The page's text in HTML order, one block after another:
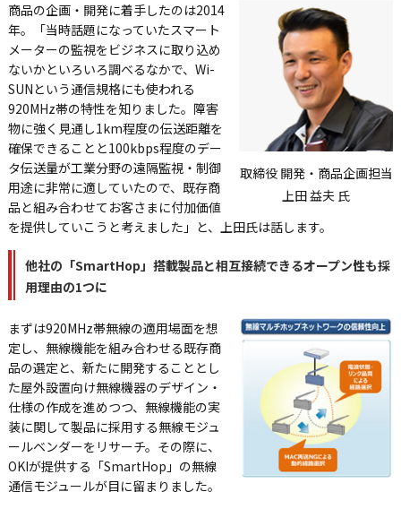
取締役 開発・商品企画担当
上田 益夫 氏
商品の企画・開発に着手したのは2014
年。「当時話題になっていたスマート
メーターの監視をビジネスに取り込め
ないかといろいろ調べるなかで、Wi-
SUNという通信規格にも使われる
920MHz帯の特性を知りました。障害
物に強く見通し1km程度の伝送距離を
確保できることと100kbps程度のデー
タ伝送量が工業分野の遠隔監視・制御
用途に非常に適していたので、既存商
品と組み合わせてお客さまに付加価値
を提供していこうと考えました」と、上田氏は話します。
他社の「SmartHop」搭載製品と相互接続できるオープン性も採
用理由の1つに
まずは920MHz帯無線の適用場面を想
定し、無線機能を組み合わせる既存商
品の選定と、新たに開発することとし
た屋外設置向け無線機器のデザイン・
仕様の作成を進めつつ、無線機能の実
装に関して製品に採用する無線モジュ
ールベンダーをリサーチ。その際に、
OKIが提供する「SmartHop」の無線
通信モジュールが目に留まりました。